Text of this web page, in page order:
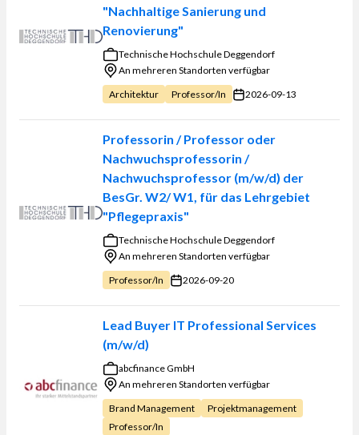
"Nachhaltige Sanierung und
Renovierung"
Technische Hochschule Deggendorf
An mehreren Standorten verfügbar
Architektur
Professor/in 2026-09-13
Professorin / Professor oder
Nachwuchsprofessorin /
Nachwuchsprofessor (m/w/d) der
BesGr. W2/ W1, für das Lehrgebiet
"Pflegepraxis"
Technische Hochschule Deggendorf
An mehreren Standorten verfügbar
Professor/in
2026-09-20
Lead Buyer IT Professional Services
(m/w/d)
abcfinance GmbH
An mehreren Standorten verfügbar
Brand Management
Projektmanagement
Professor/in